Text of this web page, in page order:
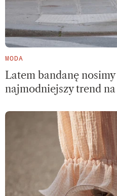
MODA
Latem bandanę
najmodniejszy trend